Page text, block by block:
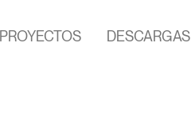
PROYECTOS DESCARGAS